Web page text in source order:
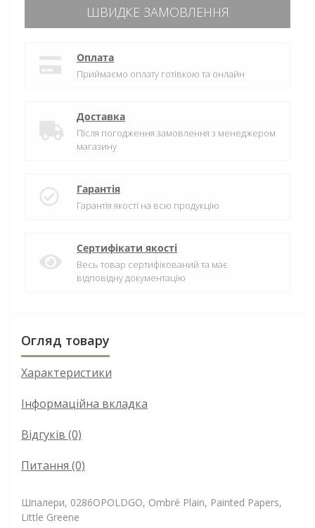
ШВИДКЕ ЗАМОВЛЕННЯ
Оплата
Приймаємо оплату готівкою та онлайн
Доставка
Після погодження замовлення з менеджером
магазину
Гарантія
Гарантія якості на всю продукцію
Сертифікати якості
Весь товар сертифікований та має
відповідну документацію
Огляд товару
Характеристики
Інформаційна вкладка
Відгуків (0)
Питання (0)
Шпалери, 0286OPOLDGO, Ombré Plain, Painted Papers,
Little Greene